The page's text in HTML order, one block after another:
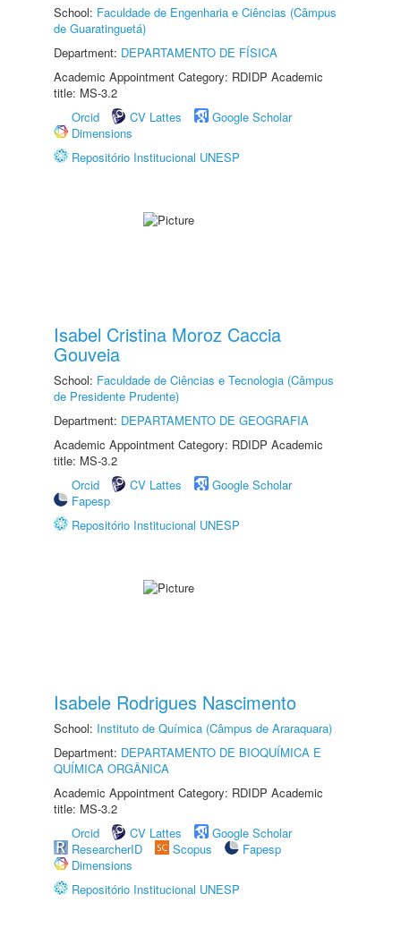
School: Faculdade de Engenharia e Ciências (Câmpus
de Guaratinguetá)
Department: DEPARTAMENTO DE FÍSICA
Academic Appointment Category: RDIDP Academic
title: MS-3.2
Orcid
CV Lattes
Google Scholar
Dimensions
Repositório Institucional UNESP
Isabel Cristina Moroz Caccia
Gouveia
School: Faculdade de Ciências e Tecnologia (Câmpus
de Presidente Prudente)
Department: DEPARTAMENTO DE GEOGRAFIA
Academic Appointment Category: RDIDP Academic
title: MS-3.2
Orcid
CV Lattes
Google Scholar
Fapesp
Repositório Institucional UNESP
Isabele Rodrigues Nascimento
School: Instituto de Química (Câmpus de Araraquara)
Department: DEPARTAMENTO DE BIOQUÍMICA E
QUÍMICA ORGÂNICA
Academic Appointment Category: RDIDP Academic
title: MS-3.2
Orcid
CV Lattes
Google Scholar
ResearcherID
Scopus
Fapesp
Dimensions
Repositório Institucional UNESP